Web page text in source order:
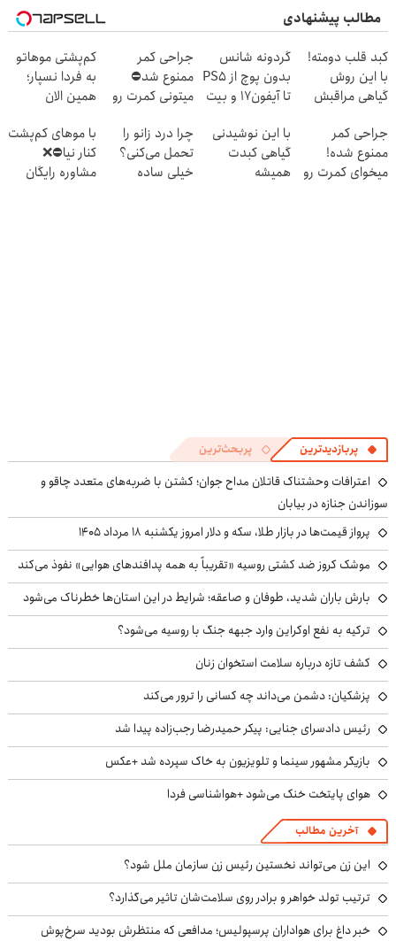
مطالب پیشنهادی
کبد قلب دومته!
با این روش
گیاهی مراقبش
گردونه شانس
بدون پوچ از PS5
تا آیفون17 و بیت
جراحی کمر
ممنوع شد⛔
میتونی کمرت رو
کنی! 👈🏻
پرسش‌نامه
کم‌پشتی موهاتو
به فردا نسپار؛
همین الان
بگیر!
جراحی کمر
ممنوع شده!
میخوای کمرت رو
با این نوشیدنی
گیاهی کبدت
همیشه
چرا درد زانو را
تحمل می‌کنی؟
خیلی ساده
با موهای کم‌پشت
کنار نیا⛔️❌
مشاوره رایگان
پربازدیدترین پربحث‌ترین
اعترافات وحشتناک قاتلان مداح جوان؛ کشتن با ضربه‌های متعدد چاقو و
سوزاندن جنازه در بیابان
پرواز قیمت‌ها در بازار طلا، سکه و دلار امروز یکشنبه ۱۸ مرداد ۱۴۰۵
موشک کروز ضد کشتی روسیه «تقریباً به همه پدافندهای هوایی» نفوذ می‌کند
بارش باران شدید، طوفان و صاعقه؛ شرایط در این استان‌ها خطرناک می‌شود
ترکیه به نفع اوکراین وارد جبهه جنگ با روسیه می‌شود؟
کشف تازه درباره سلامت استخوان زنان
پزشکیان: دشمن می‌داند چه کسانی را ترور می‌کند
رئیس دادسرای جنایی: پیکر حمیدرضا رجب‌زاده پیدا شد
بازیگر مشهور سینما و تلویزیون به خاک سپرده شد +عکس
هوای پایتخت خنک می‌شود +هواشناسی فردا
آخرین مطالب
این زن می‌تواند نخستین رئیس زن سازمان ملل شود؟
ترتیب تولد خواهر و برادر روی سلامت‌شان تاثیر می‌گذارد؟
خبر داغ برای هواداران پرسپولیس؛ مدافعی که منتظرش بودید سرخ‌پوش